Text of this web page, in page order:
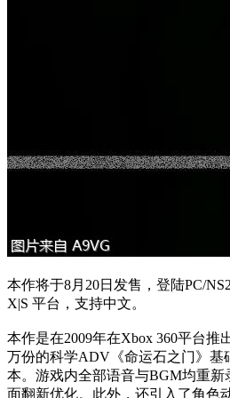
本作将于8月20日发售，登陆PC/
X|S 平台，支持中文。
本作是在2009年在Xbox 360平台推
万份的科学ADV《命运石之门》基
本。游戏内全部语音与BGM均重新
面翻新优化。此外，还引入了角色